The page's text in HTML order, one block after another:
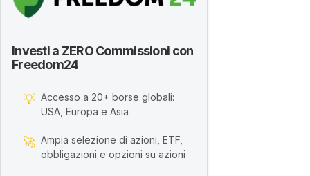
Investi a ZERO Commissioni con
Freedom24
💡 Accesso a 20+ borse globali:
USA, Europa e Asia
🚀 Ampia selezione di azioni, ETF,
obbligazioni e opzioni su azioni